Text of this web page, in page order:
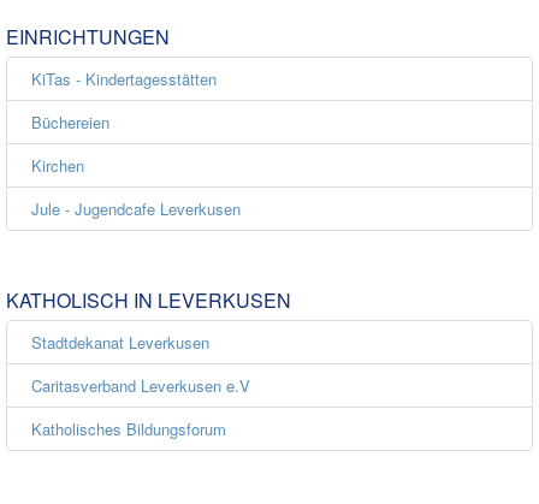
EINRICHTUNGEN
KiTas - Kindertagesstätten
Büchereien
Kirchen
Jule - Jugendcafe Leverkusen
KATHOLISCH IN LEVERKUSEN
Stadtdekanat Leverkusen
Caritasverband Leverkusen e.V
Katholisches Bildungsforum